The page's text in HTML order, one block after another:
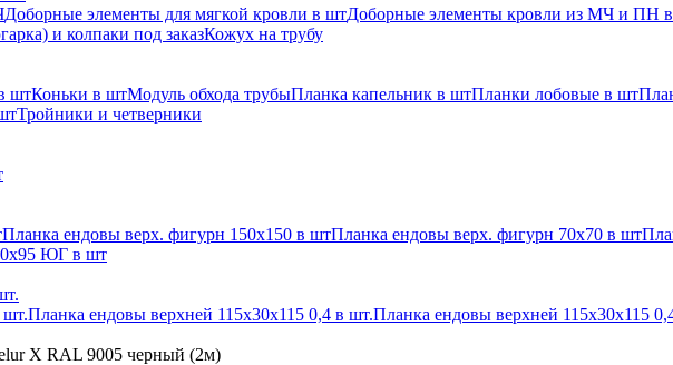
Доборные элементы для мягкой кровли в штДоборные элементы кровли из МЧ и ПН
и колпаки под заказКожух на трубу
штКоньки в штМодуль обхода трубыПланка капельник в штПланки лобовые в шт
Тройники и четверники
Планка ендовы верх. фигурн 150x150 в штПланка ендовы верх. фигурн 70x70 в шт
ЮГ в шт
шт.Планка ендовы верхней 115х30х115 0,4 в шт.Планка ендовы верхней 115х30х115
X RAL 9005 черный (2м)